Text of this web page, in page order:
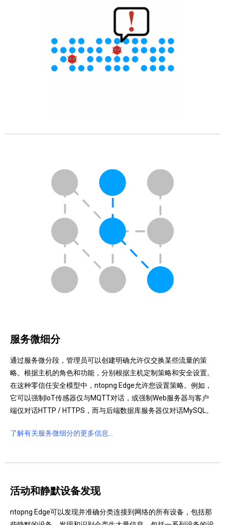
服务微细分
通过服务微分段，管理员可以创建明确允许仅交换某些流量的策
略。根据主机的角色和功能，分别根据主机定制策略和安全设置。
在这种零信任安全模型中，ntopng Edge允许您设置策略。例如，
它可以强制IoT传感器仅与MQTT对话，或强制Web服务器与客户
端仅对话HTTP / HTTPS，而与后端数据库服务器仅对话MySQL。
了解有关服务微细分的更多信息…
活动和静默设备发现
ntopng Edge可以发现并准确分类连接到网络的所有设备，包括那